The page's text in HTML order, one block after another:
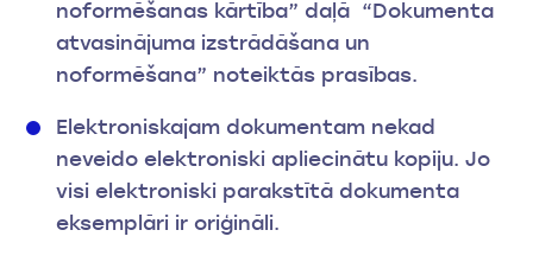
noformēšanas kārtība” daļā “Dokumenta
atvasinājuma izstrādāšana un
noformēšana” noteiktās prasības.
Elektroniskajam dokumentam nekad
neveido elektroniski apliecinātu kopiju. Jo
visi elektroniski parakstītā dokumenta
eksemplāri ir oriģināli.